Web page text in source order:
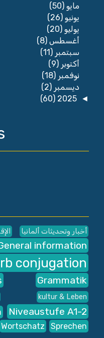
مايو(50)
يونيو(26)
يوليو(20)
أغسطس(8)
سبتمبر(11)
أكتوبر(9)
نوفمبر(18)
ديسمبر(2)
◄
2025
(60)
أخبار وتحديثات ألمانيا
information
conjugation
Grammatik
kultur & Leben
Niveaustufe A1-2
Sprechen
Wortschatz